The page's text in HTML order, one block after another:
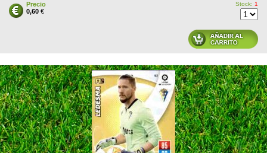
Precio
0,60 €
Stock: 1